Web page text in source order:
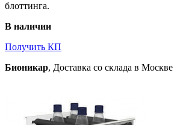
блоттинга.
В наличии
Получить КП
Бионикар, Доставка со склада в Москве